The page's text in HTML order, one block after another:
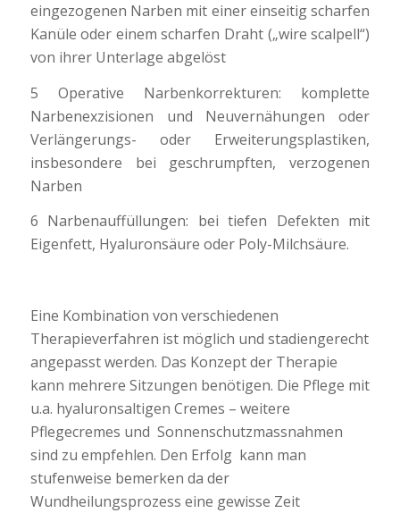
eingezogenen Narben mit einer einseitig scharfen
Kanüle oder einem scharfen Draht („wire scalpell“)
von ihrer Unterlage abgelöst
5 Operative Narbenkorrekturen: komplette
Narbenexzisionen und Neuvernähungen oder
Verlängerungs- oder Erweiterungsplastiken,
insbesondere bei geschrumpften, verzogenen
Narben
6 Narbenauffüllungen: bei tiefen Defekten mit
Eigenfett, Hyaluronsäure oder Poly-Milchsäure.
Eine Kombination von verschiedenen
Therapieverfahren ist möglich und stadiengerecht
angepasst werden. Das Konzept der Therapie
kann mehrere Sitzungen benötigen. Die Pflege mit
u.a. hyaluronsaltigen Cremes – weitere
Pflegecremes und Sonnenschutzmassnahmen
sind zu empfehlen. Den Erfolg kann man
stufenweise bemerken da der
Wundheilungsprozess eine gewisse Zeit